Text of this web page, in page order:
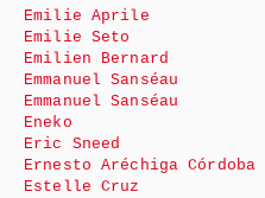
Emilie Aprile
Emilie Seto
Emilien Bernard
Emmanuel Sanséau
Emmanuel Sanséau
Eneko
Eric Sneed
Ernesto Aréchiga Córdoba
Estelle Cruz